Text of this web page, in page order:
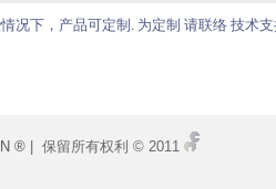
况下，产品可定制. 为定制 请联络 技术
® | 保留所有权利 © 2011